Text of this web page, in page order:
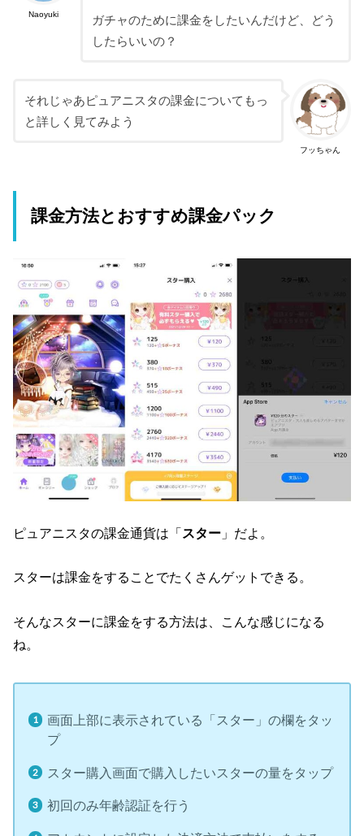
Naoyuki
ガチャのために課金をしたいんだけど、どう
したらいいの？
フッちゃん
それじゃあピュアニスタの課金についてもっ
と詳しく見てみよう
課金方法とおすすめ課金パック
ピュアニスタの課金通貨は「スター 」だよ。
スターは課金をすることでたくさんゲットできる。
そんなスターに課金をする方法は、こんな感じになる
ね。
画面上部に表示されている「スター」の欄をタッ
プ
スター購入画面で購入したいスターの量をタップ
初回のみ年齢認証を行う